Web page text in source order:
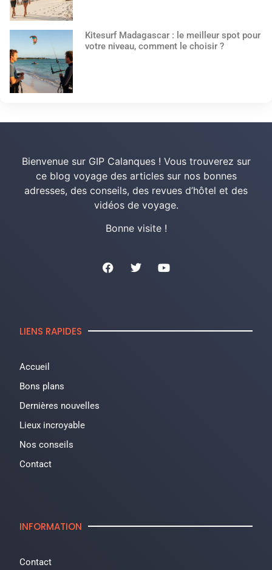
Kitesurf Madagascar : le meilleur spot pour
votre niveau, comment le choisir ?
Bienvenue sur GIP Calanques ! Vous trouverez sur
ce blog voyage des articles sur nos bonnes
adresses, des conseils, des revues d’hôtel et des
vidéos de voyage.
Bonne visite !
LIENS RAPIDES
Accueil
Bons plans
Dernières nouvelles
Lieux incroyable
Nos conseils
Contact
INFORMATION
Contact